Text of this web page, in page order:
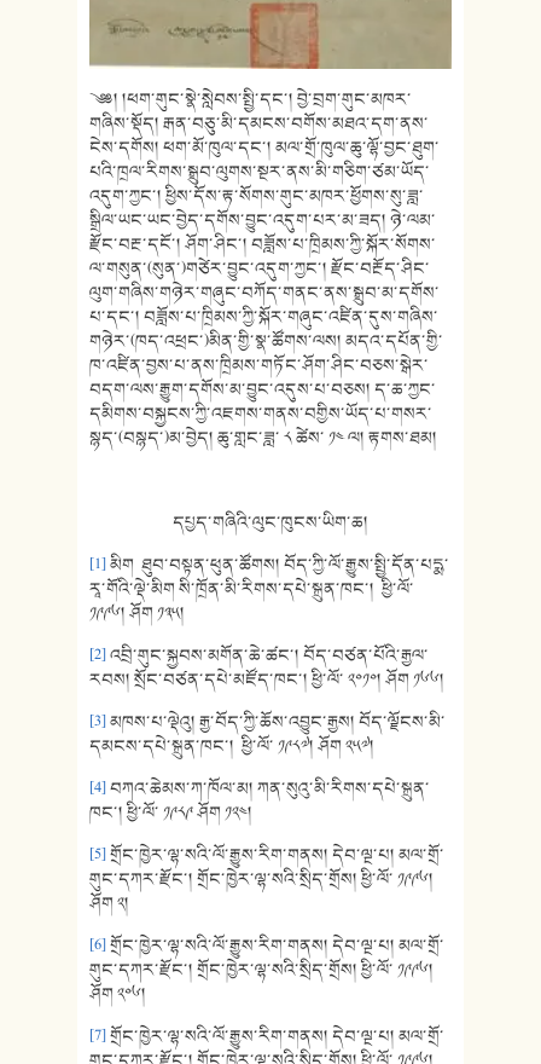
༄༅། །ཕག་གུང་སྣེ་སླེབས་སྤྱི་དང་། བྱེ་བྲག་གུང་མཁར་
གཞིས་སྡོད། རྒན་བཅུ་མི་དམངས་བགོས་མཐའ་དག་ནས་
ངེས་དགོས། ཕག་མོ་ཁུལ་དང་། མལ་གྲོ་ཁུལ་ཆུ་ལྷོ་བྱང་ཐུག་
པའི་ཁྲལ་རིགས་སྒྲུབ་ལུགས་སྔར་ནས་མི་གཅིག་ཙམ་ཡོད་
འདུག་ཀྱང་། ཕྱིས་དོས་རྟ་སོགས་གུང་མཁར་ཕྱོགས་སུ་ཟླ་
སྒྲིལ་ཡང་ཡང་བྱེད་དགོས་བྱུང་འདུག་པར་མ་ཟད། ཉེ་ལམ་
རྫོང་བརྔ་དངོ་། ཤོག་ཤིང་། བཟློས་པ་ཁྲིམས་ཀྱི་སྐོར་སོགས་
ལ་གསུན་(སུན་)གཙེར་བྱུང་འདུག་ཀྱང་། རྫོང་བརྔོད་ཤིང་
ལུག་གཞིས་གཉེར་གཞུང་བཀོད་གནང་ནས་སྒྲུབ་མ་དགོས་
པ་དང་། བཟློས་པ་ཁྲིམས་ཀྱི་སྐོར་གཞུང་འཛིན་དུས་གཞིས་
གཉེར་(ཁད་འཕྲང་)མིན་གྱི་སྣ་ཚོགས་ལས། མདའ་དཔོན་གྱི་
ཁ་འཛིན་བྱས་པ་ནས་ཁྲིམས་གཏོང་ཤོག་ཤིང་བཅས་སྒེར་
བདག་ལས་རྒྱུག་དགོས་མ་བྱུང་འདུས་པ་བཅས། ད་ཆ་ཀྱང་
དམིགས་བསྐྱངས་ཀྱི་འཇགས་གནས་བགྱིས་ཡོད་པ་གསར་
སྙད་(བསྙད་)མ་བྱེད། ཆུ་གླང་ཟླ་ ༨ ཚེས་ ༡༤ ལ། རྟགས་ཐམ།
དཔྱད་གཞིའི་ལུང་ཁུངས་ཡིག་ཆ།
[1]མིག ཐུབ་བསྟན་ཕུན་ཚོགས། བོད་ཀྱི་ལོ་རྒྱུས་སྤྱི་དོན་པདྨ་
རཱ་གོའི་ལྡེ་མིག སི་ཁྲོན་མི་རིགས་དཔེ་སྐྲུན་ཁང་། ཕྱི་ལོ་
༡༩༩༦། ཤོག ༡༣༥།
[2]འབྲི་གུང་སྐྱབས་མགོན་ཆེ་ཚང་། བོད་བཙན་པོའི་རྒྱལ་
རབས། སྲོང་བཙན་དཔེ་མཛོད་ཁང་། ཕྱི་ལོ་ ༢༠༡༠། ཤོག ༡༦༦།
[3]མཁས་པ་ལྡེའུ། རྒྱ་བོད་ཀྱི་ཆོས་འབྱུང་རྒྱས། བོད་ལྗོངས་མི་
དམངས་དཔེ་སྐྲུན་ཁང་། ཕྱི་ལོ་ ༡༩༨༧། ཤོག ༢༥༧།
[4]བཀའ་ཆེམས་ཀ་ཁོལ་མ། ཀན་སུའུ་མི་རིགས་དཔེ་སྐྲུན་
ཁང་། ཕྱི་ལོ་ ༡༩༨༩ ཤོག ༡༢༤།
[5]གྲོང་ཁྱེར་ལྷ་སའི་ལོ་རྒྱུས་རིག་གནས། དེབ་ལྔ་པ། མལ་གྲོ་
གུང་དཀར་རྫོང་། གྲོང་ཁྱེར་ལྷ་སའི་སྲིད་གྲོས། ཕྱི་ལོ་ ༡༩༩༦།
ཤོག ༢།
[6]གྲོང་ཁྱེར་ལྷ་སའི་ལོ་རྒྱུས་རིག་གནས། དེབ་ལྔ་པ། མལ་གྲོ་
གུང་དཀར་རྫོང་། གྲོང་ཁྱེར་ལྷ་སའི་སྲིད་གྲོས། ཕྱི་ལོ་ ༡༩༩༦།
ཤོག ༢༠༦།
[7]གྲོང་ཁྱེར་ལྷ་སའི་ལོ་རྒྱུས་རིག་གནས། དེབ་ལྔ་པ། མལ་གྲོ་